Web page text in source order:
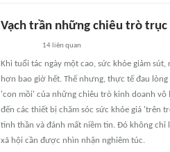
Vạch trần những chiêu trò
14 liên quan
Khi tuổi tác ngày một cao, sức khỏe giảm
hơn bao giờ hết. Thế nhưng, thực tế đau
'con mồi' của những chiêu trò kinh doanh
đến các thiết bị chăm sóc sức khỏe giá 'trên
tinh thần và đánh mất niềm tin. Đó không chỉ
xã hội cần được nhìn nhận nghiêm túc.